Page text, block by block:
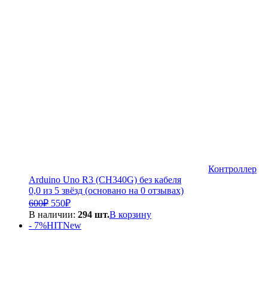
Контроллер
Arduino Uno R3 (CH340G) без кабеля
0,0 из 5 звёзд (основано на 0 отзывах)
600₽ Первоначальная
цена
составляла
550₽Текущая
цена:
550₽.
В наличии: 294 шт.В корзину
- 7%HITNew